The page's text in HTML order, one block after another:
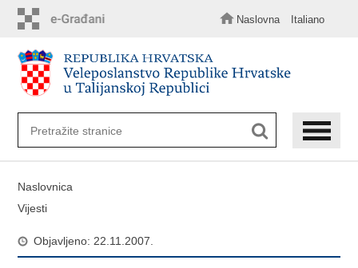
sadržaj
Naslovna Italiano
Naslovnica
Vijesti
Objavljeno: 22.11.2007.